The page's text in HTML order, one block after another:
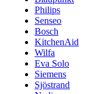
Philips
Senseo
Bosch
KitchenAid
Wilfa
Eva Solo
Siemens
Sjöstrand